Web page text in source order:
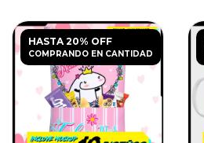
HASTA 20% OFF
COMPRANDO EN CANTIDAD